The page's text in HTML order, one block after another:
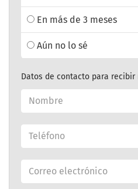
En más de 3 meses
Aún no lo sé
Datos de contacto para recibir